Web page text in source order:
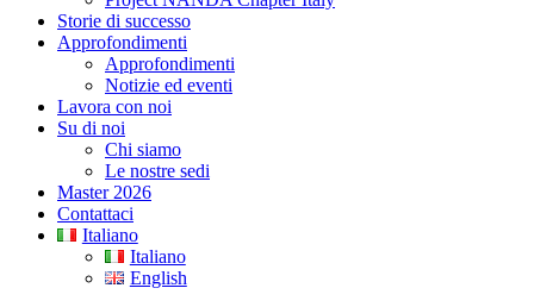
Storie di successo
Approfondimenti
Approfondimenti
Notizie ed eventi
Lavora con noi
Su di noi
Chi siamo
Le nostre sedi
Master 2026
Contattaci
Italiano
Italiano
English